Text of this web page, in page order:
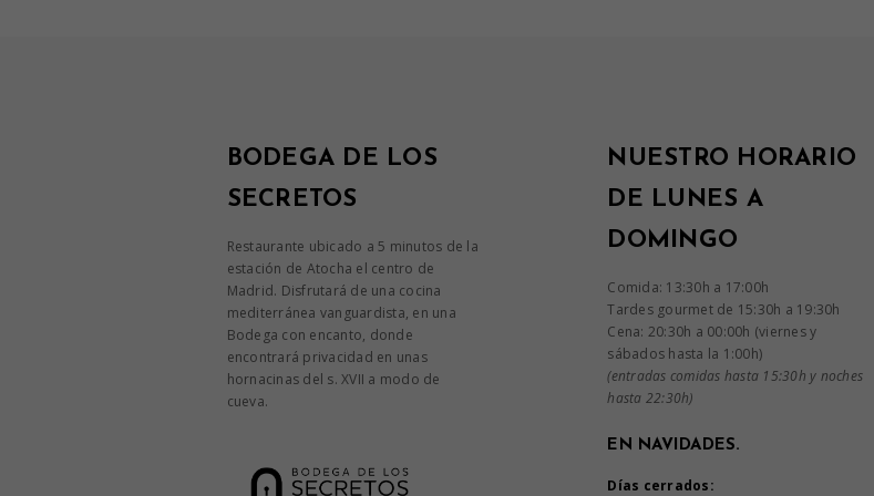
BODEGA DE LOS
SECRETOS
Restaurante ubicado a 5 minutos de la
estación de Atocha el centro de
Madrid. Disfrutará de una cocina
mediterránea vanguardista, en una
Bodega con encanto, donde
encontrará privacidad en unas
hornacinas del s. XVII a modo de
cueva.
NUESTRO HORARIO
DE LUNES A
DOMINGO
Comida: 13:30h a 17:00h
Tardes gourmet de 15:30h a 19:30h
Cena: 20:30h a 00:00h (viernes y
sábados hasta la 1:00h)
(entradas comidas hasta 15:30h y noches
hasta 22:30h)
EN NAVIDADES.
Días cerrados: